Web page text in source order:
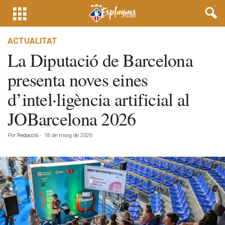
ACTUALITAT
La Diputació de Barcelona
presenta noves eines
d’intel·ligència artificial al
JOBarcelona 2026
Por Redacció - 18 de maig de 2026